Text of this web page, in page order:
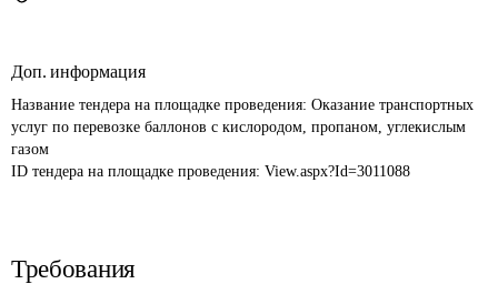
Доп. информация
Название тендера на площадке проведения: Оказание транспортных
услуг по перевозке баллонов с кислородом, пропаном, углекислым
газом
ID тендера на площадке проведения: View.aspx?Id=3011088
Требования